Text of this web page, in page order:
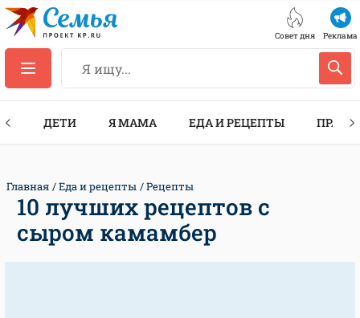
Совет дня Реклама
ДЕТИ Я МАМА ЕДА И РЕЦЕПТЫ
Главная Еда и рецепты Рецепты
10 лучших рецептов с
сыром камамбер